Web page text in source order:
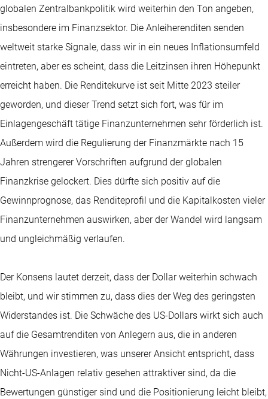
globalen Zentralbankpolitik wird weiterhin den Ton angeben,
insbesondere im Finanzsektor. Die Anleiherenditen senden
weltweit starke Signale, dass wir in ein neues Inflationsumfeld
eintreten, aber es scheint, dass die Leitzinsen ihren Höhepunkt
erreicht haben. Die Renditekurve ist seit Mitte 2023 steiler
geworden, und dieser Trend setzt sich fort, was für im
Einlagengeschäft tätige Finanzunternehmen sehr förderlich ist.
Außerdem wird die Regulierung der Finanzmärkte nach 15
Jahren strengerer Vorschriften aufgrund der globalen
Finanzkrise gelockert. Dies dürfte sich positiv auf die
Gewinnprognose, das Renditeprofil und die Kapitalkosten vieler
Finanzunternehmen auswirken, aber der Wandel wird langsam
und ungleichmäßig verlaufen.
Der Konsens lautet derzeit, dass der Dollar weiterhin schwach
bleibt, und wir stimmen zu, dass dies der Weg des geringsten
Widerstandes ist. Die Schwäche des US-Dollars wirkt sich auch
auf die Gesamtrenditen von Anlegern aus, die in anderen
Währungen investieren, was unserer Ansicht entspricht, dass
Nicht-US-Anlagen relativ gesehen attraktiver sind, da die
Bewertungen günstiger sind und die Positionierung leicht bleibt,